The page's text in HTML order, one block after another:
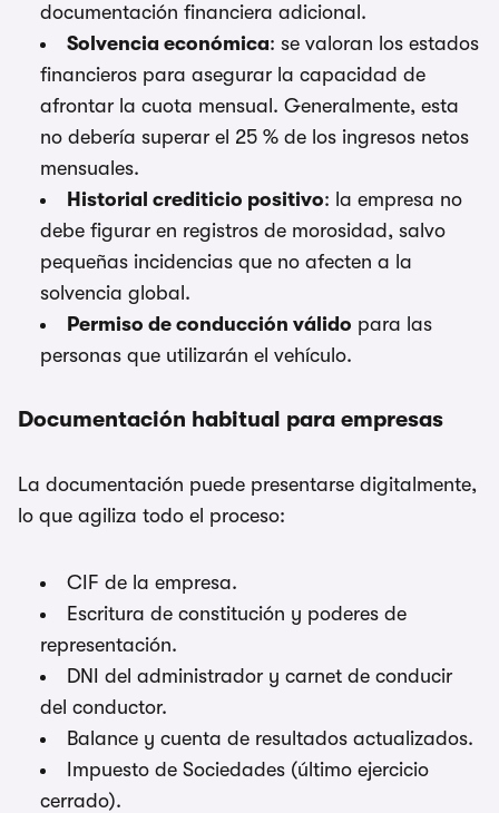
documentación financiera adicional.
Solvencia económica: se valoran los estados
financieros para asegurar la capacidad de
afrontar la cuota mensual. Generalmente, esta
no debería superar el 25 % de los ingresos netos
mensuales.
Historial crediticio positivo: la empresa no
debe figurar en registros de morosidad, salvo
pequeñas incidencias que no afecten a la
solvencia global.
Permiso de conducción válido para las
personas que utilizarán el vehículo.
Documentación habitual para empresas
La documentación puede presentarse digitalmente,
lo que agiliza todo el proceso:
CIF de la empresa.
Escritura de constitución y poderes de
representación.
DNI del administrador y carnet de conducir
del conductor.
Balance y cuenta de resultados actualizados.
Impuesto de Sociedades (último ejercicio
cerrado).